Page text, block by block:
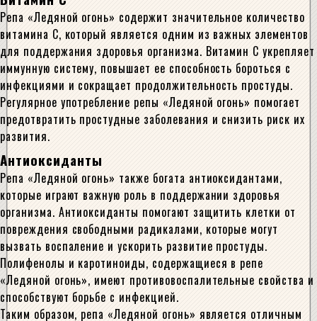
Репа «Ледяной огонь» содержит значительное количество
витамина C, который является одним из важных элементов
для поддержания здоровья организма. Витамин C укрепляет
иммунную систему, повышает ее способность бороться с
инфекциями и сокращает продолжительность простуды.
Регулярное употребление репы «Ледяной огонь» помогает
предотвратить простудные заболевания и снизить риск их
развития.
Антиоксиданты
Репа «Ледяной огонь» также богата антиоксидантами,
которые играют важную роль в поддержании здоровья
организма. Антиоксиданты помогают защитить клетки от
повреждения свободными радикалами, которые могут
вызвать воспаление и ускорить развитие простуды.
Полифенолы и каротиноиды, содержащиеся в репе
«Ледяной огонь», имеют противовоспалительные свойства и
способствуют борьбе с инфекцией.
Таким образом, репа «Ледяной огонь» является отличным